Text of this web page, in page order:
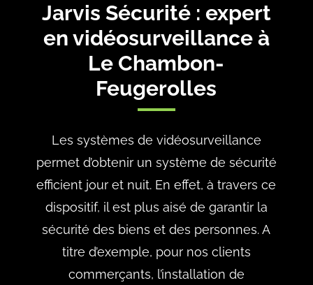
Jarvis Sécurité : expert
en vidéosurveillance à
Le Chambon-
Feugerolles
Les systèmes de vidéosurveillance
permet d’obtenir un système de sécurité
efficient jour et nuit. En effet, à travers ce
dispositif, il est plus aisé de garantir la
sécurité des biens et des personnes. A
titre d’exemple, pour nos clients
commerçants, l’installation de